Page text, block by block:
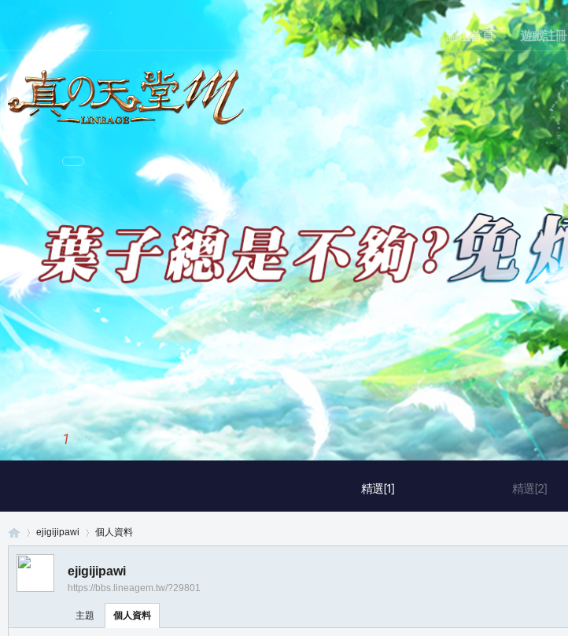
論壇首頁 遊戲註冊
精選[1] 精選[2]
1 / 3
ejigijipawi 個人資料
ejigijipawi
https://bbs.lineagem.tw/?29801
主題 個人資料